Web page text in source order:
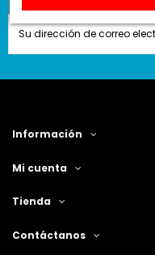
Información
Mi cuenta
Tienda
Contáctanos